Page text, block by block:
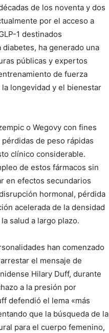
de los noventa y dos
por el acceso a
1 destinados
ha generado una
públicas y expertos
de fuerza
longevidad y el bienestar
o Wegovy con fines
de peso rápidas
clínico considerable.
de estos fármacos sin
en efectos secundarios
hormonal, pérdida
acelerada de la densidad
salud a largo plazo.
han comenzado
el mensaje de
Hilary Duff, durante
a la presión por
defendió el lema «más
que la búsqueda de la
para el cuerpo femenino,